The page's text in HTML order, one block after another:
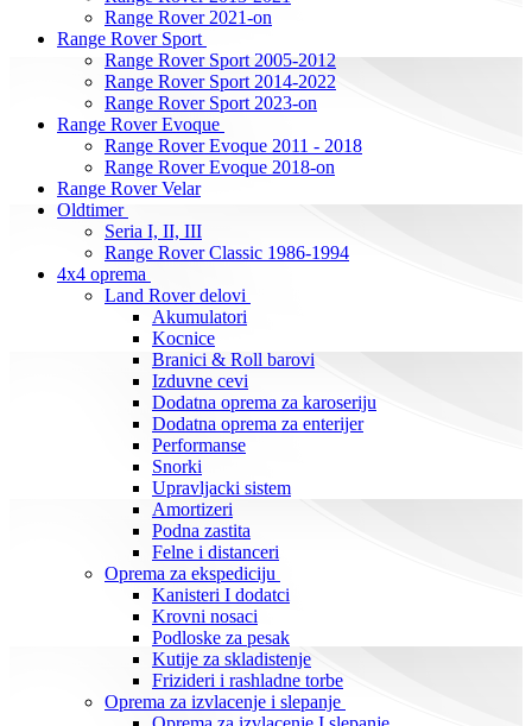
Range Rover 2021-on
Range Rover Sport
Range Rover Sport 2005-2012
Range Rover Sport 2014-2022
Range Rover Sport 2023-on
Range Rover Evoque
Range Rover Evoque 2011 - 2018
Range Rover Evoque 2018-on
Range Rover Velar
Oldtimer
Seria I, II, III
Range Rover Classic 1986-1994
4x4 oprema
Land Rover delovi
Akumulatori
Kocnice
Branici & Roll barovi
Izduvne cevi
Dodatna oprema za karoseriju
Dodatna oprema za enterijer
Performanse
Snorki
Upravljacki sistem
Amortizeri
Podna zastita
Felne i distanceri
Oprema za ekspediciju
Kanisteri I dodatci
Krovni nosaci
Podloske za pesak
Kutije za skladistenje
Frizideri i rashladne torbe
Oprema za izvlacenje i slepanje